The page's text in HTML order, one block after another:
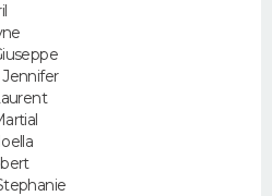
Jennifer